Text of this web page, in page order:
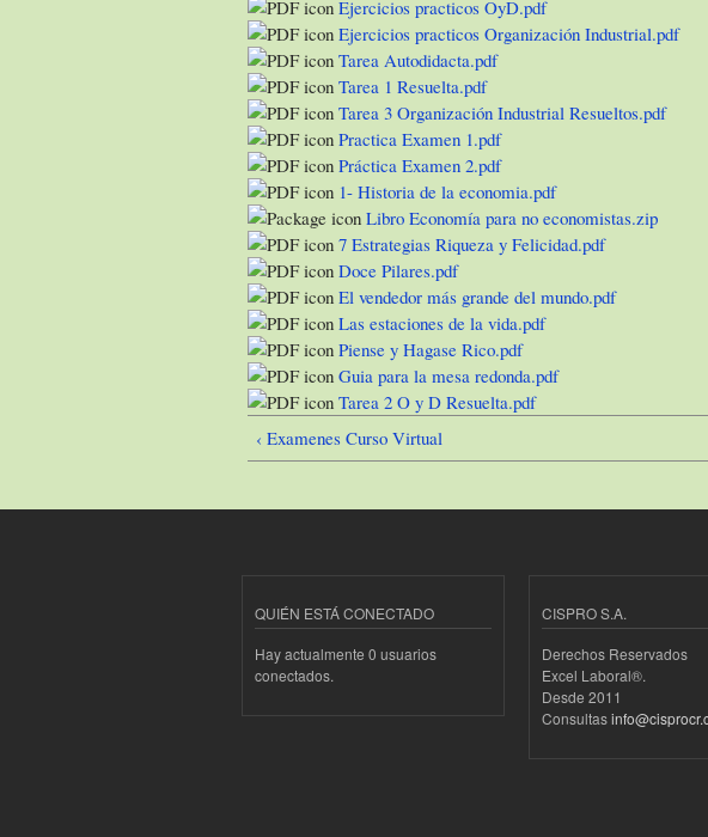
Ejercicios practicos OyD.pdf
Ejercicios practicos Organización Industrial.pdf
Tarea Autodidacta.pdf
Tarea 1 Resuelta.pdf
Tarea 3 Organización Industrial Resueltos.pdf
Practica Examen 1.pdf
Práctica Examen 2.pdf
1- Historia de la economia.pdf
Libro Economía para no economistas.zip
7 Estrategias Riqueza y Felicidad.pdf
Doce Pilares.pdf
El vendedor más grande del mundo.pdf
Las estaciones de la vida.pdf
Piense y Hagase Rico.pdf
Guia para la mesa redonda.pdf
Tarea 2 O y D Resuelta.pdf
‹ Examenes Curso Virtual
QUIÉN ESTÁ CONECTADO
Hay actualmente 0 usuarios
conectados.
CISPRO S.A.
Derechos Reservados
Excel Laboral®.
Desde 2011
Consultas